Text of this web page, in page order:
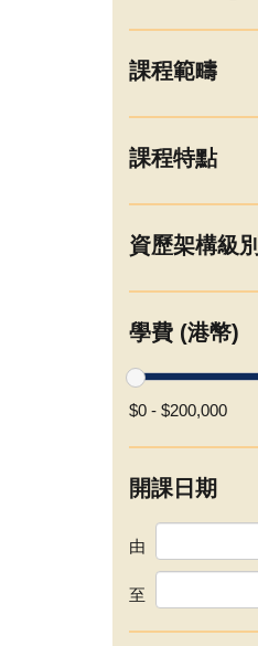
課程範疇
課程特點
資歷架構級別
學費 (港幣)
$0 - $200,000
開課日期
由
至